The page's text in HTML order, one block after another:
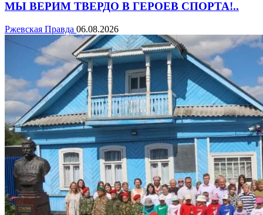
МЫ ВЕРИМ ТВЕРДО В ГЕРОЕВ СПОРТА!..
Ржевская Правда 06.08.2026